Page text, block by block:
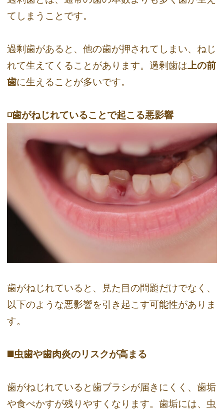
てしまうことです。
過剰歯があると、他の歯が押されてしまい、ねじ
れて生えてくることがあります。過剰歯は上の前
歯に生えることが多いです。
◽️歯がねじれていることで起こる悪影響
歯がねじれていると、見た目の問題だけでなく、
以下のような悪影響を引き起こす可能性がありま
す。
◼️虫歯や歯肉炎のリスクが高まる
歯がねじれていると歯ブラシが届きにくく、歯垢
や食べかすが残りやすくなります。歯垢には、虫